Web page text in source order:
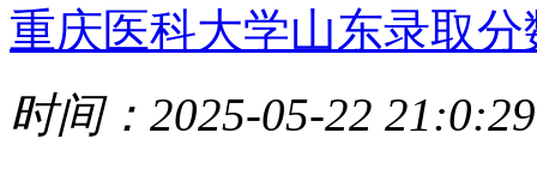
重庆医科大学山东录取分
时间：2025-05-22 21:0:29